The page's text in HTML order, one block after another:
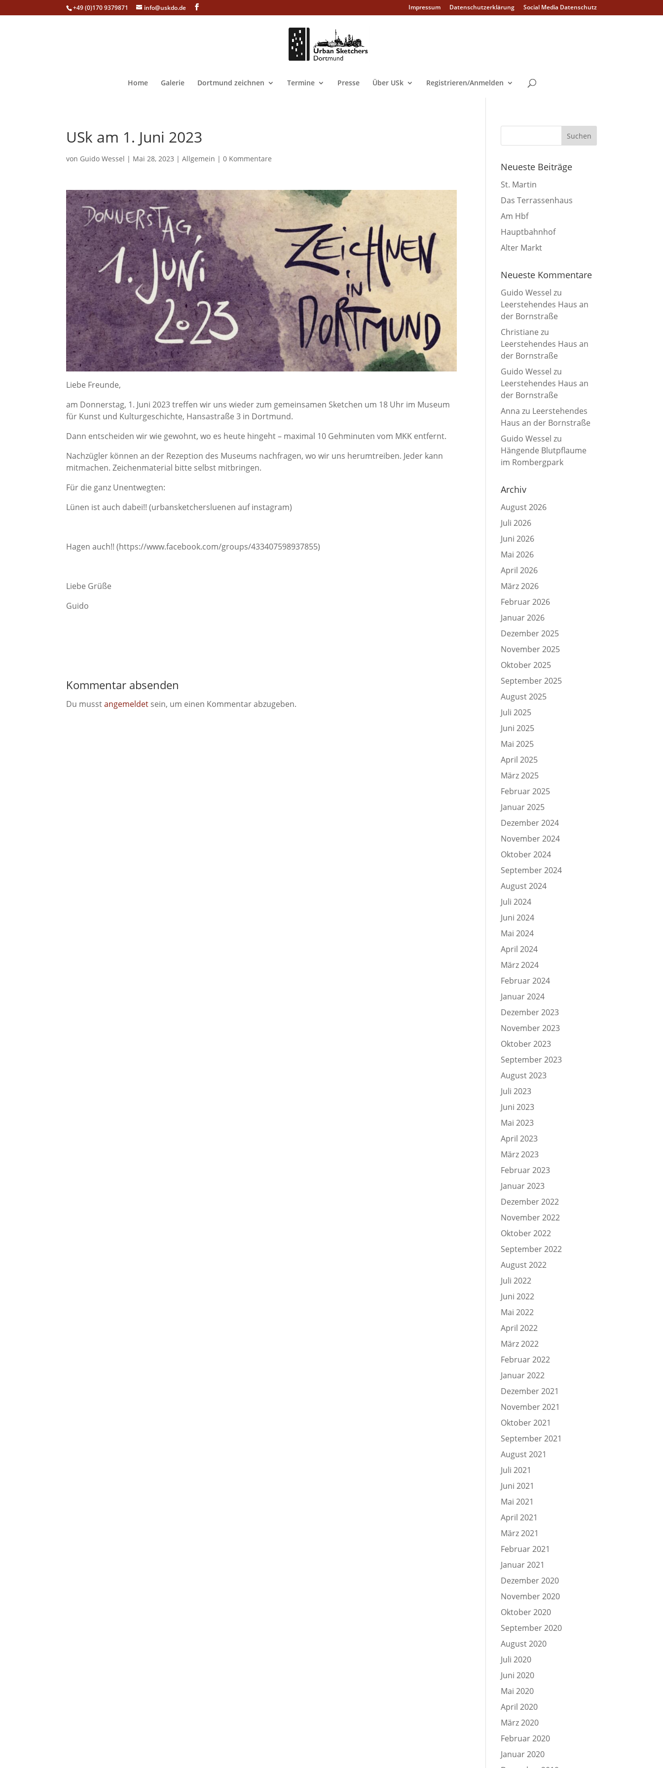
+49 (0)170 9379871 info@uskdo.de Impressum Datenschutzerklärung Social Media Datenschutz
Home Galerie Dortmund zeichnen Termine Presse Über USk Registrieren/Anmelden
USk am 1. Juni 2023
von Guido Wessel | Mai 28, 2023 |Allgemein |0 Kommentare
Liebe Freunde,
am Donnerstag, 1. Juni 2023 treffen wir uns wieder zum gemeinsamen Sketchen um 18 Uhr im Museum
für Kunst und Kulturgeschichte, Hansastraße 3 in Dortmund.
Dann entscheiden wir wie gewohnt, wo es heute hingeht – maximal 10 Gehminuten vom MKK entfernt.
Nachzügler können an der Rezeption des Museums nachfragen, wo wir uns herumtreiben. Jeder kann
mitmachen. Zeichenmaterial bitte selbst mitbringen.
Für die ganz Unentwegten:
Lünen ist auch dabei!! (urbansketchersluenen auf instagram)
Hagen auch!! (https://www.facebook.com/groups/433407598937855)
Liebe Grüße
Guido
Kommentar absenden
Du musstangemeldet sein, um einen Kommentar abzugeben.
Neueste Beiträge
St. Martin
Das Terrassenhaus
Am Hbf
Hauptbahnhof
Alter Markt
Neueste Kommentare
Guido Wessel zu
Leerstehendes Haus an
der Bornstraße
Christiane zu
Leerstehendes Haus an
der Bornstraße
Guido Wessel zu
Leerstehendes Haus an
der Bornstraße
Anna zu Leerstehendes
Haus an der Bornstraße
Guido Wessel zu
Hängende Blutpflaume
im Rombergpark
Archiv
August 2026
Juli 2026
Juni 2026
Mai 2026
April 2026
März 2026
Februar 2026
Januar 2026
Dezember 2025
November 2025
Oktober 2025
September 2025
August 2025
Juli 2025
Juni 2025
Mai 2025
April 2025
März 2025
Februar 2025
Januar 2025
Dezember 2024
November 2024
Oktober 2024
September 2024
August 2024
Juli 2024
Juni 2024
Mai 2024
April 2024
März 2024
Februar 2024
Januar 2024
Dezember 2023
November 2023
Oktober 2023
September 2023
August 2023
Juli 2023
Juni 2023
Mai 2023
April 2023
März 2023
Februar 2023
Januar 2023
Dezember 2022
November 2022
Oktober 2022
September 2022
August 2022
Juli 2022
Juni 2022
Mai 2022
April 2022
März 2022
Februar 2022
Januar 2022
Dezember 2021
November 2021
Oktober 2021
September 2021
August 2021
Juli 2021
Juni 2021
Mai 2021
April 2021
März 2021
Februar 2021
Januar 2021
Dezember 2020
November 2020
Oktober 2020
September 2020
August 2020
Juli 2020
Juni 2020
Mai 2020
April 2020
März 2020
Februar 2020
Januar 2020